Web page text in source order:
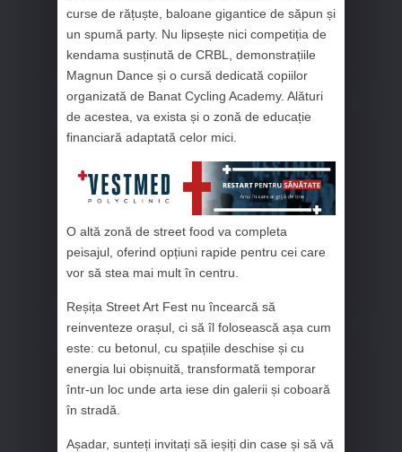
curse de rățuște, baloane gigantice de săpun și
un spumă party. Nu lipsește nici competiția de
kendama susținută de CRBL, demonstrațiile
Magnun Dance și o cursă dedicată copiilor
organizată de Banat Cycling Academy. Alături
de acestea, va exista și o zonă de educație
financiară adaptată celor mici.
O altă zonă de street food va completa
peisajul, oferind opțiuni rapide pentru cei care
vor să stea mai mult în centru.
Reșița Street Art Fest nu încearcă să
reinventeze orașul, ci să îl folosească așa cum
este: cu betonul, cu spațiile deschise și cu
energia lui obișnuită, transformată temporar
într-un loc unde arta iese din galerii și coboară
în stradă.
Așadar, sunteți invitați să ieșiți din case și să vă